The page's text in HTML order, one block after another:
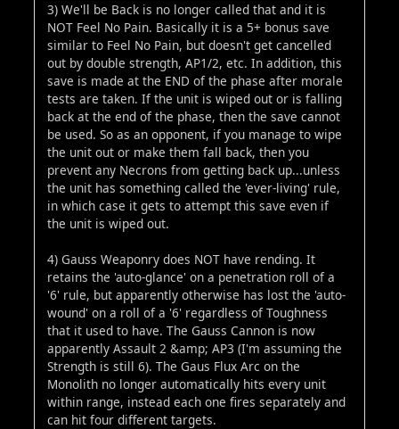
3) We'll be Back is no longer called that and it is
NOT Feel No Pain. Basically it is a 5+ bonus save
similar to Feel No Pain, but doesn't get cancelled
out by double strength, AP1/2, etc. In addition, this
save is made at the END of the phase after morale
tests are taken. If the unit is wiped out or is falling
back at the end of the phase, then the save cannot
be used. So as an opponent, if you manage to wipe
the unit out or make them fall back, then you
prevent any Necrons from getting back up...unless
the unit has something called the 'ever-living' rule,
in which case it gets to attempt this save even if
the unit is wiped out.
4) Gauss Weaponry does NOT have rending. It
retains the 'auto-glance' on a penetration roll of a
'6' rule, but apparently otherwise has lost the 'auto-
wound' on a roll of a '6' regardless of Toughness
that it used to have. The Gauss Cannon is now
apparently Assault 2 &amp; AP3 (I'm assuming the
Strength is still 6). The Gaus Flux Arc on the
Monolith no longer automatically hits every unit
within range, instead each one fires separately and
can hit four different targets.